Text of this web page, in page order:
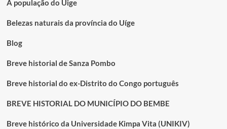
TRABALHO
POR
A população do Uige
Belezas naturais da província do Uíge
Blog
Breve historial de Sanza Pombo
Breve historial do ex-Distrito do Congo português
BREVE HISTORIAL DO MUNICÍPIO DO BEMBE
Breve histórico da Universidade Kimpa Vita (UNIKIV)